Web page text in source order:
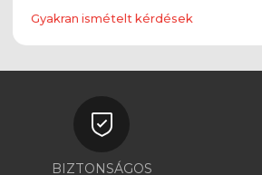
Gyakran ismételt kérdések
BIZTONSÁGOS